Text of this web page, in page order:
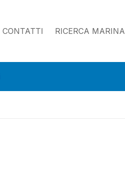
CONTATTI RICERCA MARINA